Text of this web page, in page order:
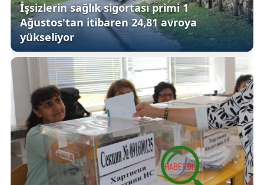
İşsizlerin sağlık sigortası primi 1
Ağustos'tan itibaren 24,81 avroya
yükseliyor